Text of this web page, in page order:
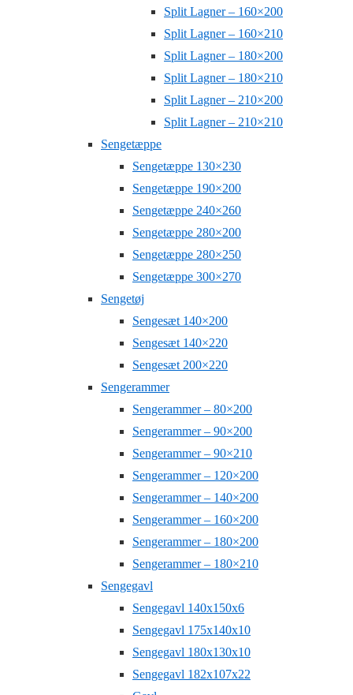
Split Lagner – 160×200
Split Lagner – 160×210
Split Lagner – 180×200
Split Lagner – 180×210
Split Lagner – 210×200
Split Lagner – 210×210
Sengetæppe
Sengetæppe 130×230
Sengetæppe 190×200
Sengetæppe 240×260
Sengetæppe 280×200
Sengetæppe 280×250
Sengetæppe 300×270
Sengetøj
Sengesæt 140×200
Sengesæt 140×220
Sengesæt 200×220
Sengerammer
Sengerammer – 80×200
Sengerammer – 90×200
Sengerammer – 90×210
Sengerammer – 120×200
Sengerammer – 140×200
Sengerammer – 160×200
Sengerammer – 180×200
Sengerammer – 180×210
Sengegavl
Sengegavl 140x150x6
Sengegavl 175x140x10
Sengegavl 180x130x10
Sengegavl 182x107x22